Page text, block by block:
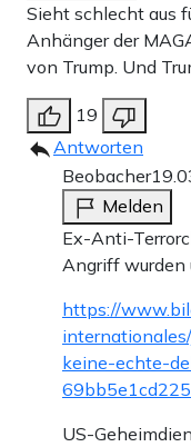
Sieht schlecht aus
Anhänger der
von Trump. Und
19
Antworten
Beobacher
Melden
Ex-Anti-
Angriff wurden
https://
keine-echte-
US-